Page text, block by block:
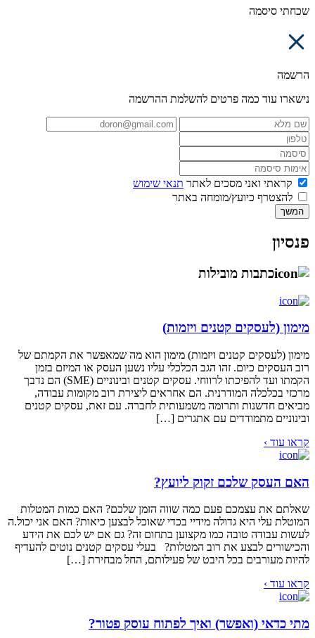
שכחתי סיסמה
הרשמה
נישארו עוד כמה פרטים להשלמת ההרשמה
קראתי ואני מסכים לאתר תנאי שימוש
להצטרף כיועץ/מומחה באתר
המשך
פנסיון
כתבות מובילות
מימון (לעסקים קטנים ויזמות)
מימון (לעסקים קטנים ויזמות) מימון הוא מה שמאפשר את הקמתם של
רוב העסקים כיום. זהו הגב הכלכלי עליו נשען העסק או המיזם בזמן
הקמתו ועד להפיכתו לרווחי. עסקים קטנים ובינוניים (SME) הם נדבך
מרכזי בכלכלה המודרנית. הם אחראים ליצירת רוב מקומות עבודה,
מביאים חדשנות ותרומה משמעותית לחברה. עם זאת, עסקים קטנים
ובינוניים מתמודדים עם אתגרים […]
קראו עוד ›
האם העסק שלכם זקוק ליועץ?
שאלתם את עצמכם פעם כמה שווה הזמן שלכם? האם כמות המטלות
המוטלת עלי היא גדולה מידיי בכדי שאוכל לבצען כיאות? האם אני יכול.ה
לעשות עבודה טובה כמו מקצוען בתחום זה? גם אם יש לכם את הידע
והכישורים לבצע את רוב המטלות? בעלי עסקים קטנים נוטים להעדיף
להיות מעורבים בכל היבט של פעילותם, החל מבחירת […]
קראו עוד ›
מתי כדאי (ואפשר) ואיך לפתוח עוסק פטור?